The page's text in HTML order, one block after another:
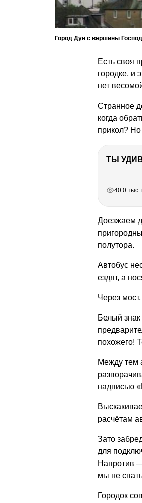
Город Дун с вершины
Есть своя
городке, и
нет
Странное
когда
прикол?
40.0 тыс.
Доезжаем
полутора.
Автобус
ездят, а
Через
Белый
похожего!
Между тем
надписью
расчётам
Зато
для
Напротив
мы не
Городок